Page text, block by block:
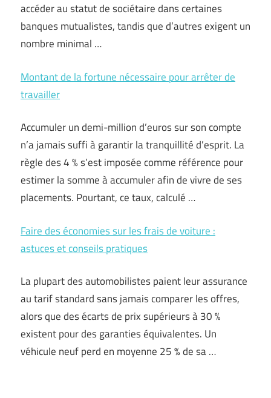
accéder au statut de sociétaire dans certaines
banques mutualistes, tandis que d’autres exigent un
nombre minimal …
Montant de la fortune nécessaire pour arrêter de
travailler
Accumuler un demi-million d’euros sur son compte
n’a jamais suffi à garantir la tranquillité d’esprit. La
règle des 4 % s’est imposée comme référence pour
estimer la somme à accumuler afin de vivre de ses
placements. Pourtant, ce taux, calculé …
Faire des économies sur les frais de voiture :
astuces et conseils pratiques
La plupart des automobilistes paient leur assurance
au tarif standard sans jamais comparer les offres,
alors que des écarts de prix supérieurs à 30 %
existent pour des garanties équivalentes. Un
véhicule neuf perd en moyenne 25 % de sa …